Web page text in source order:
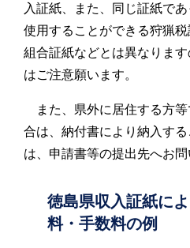
入証紙、また、同じ証紙で
使用することができる狩猟
組合証紙などとは異なりま
はご注意願います。
また、県外に居住する方
合は、納付書により納入す
は、申請書等の提出先へお問
徳島県収入証紙に
料・手数料の例